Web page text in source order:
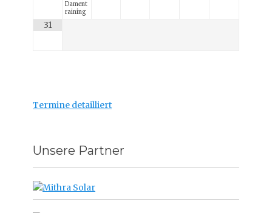
Dament
raining
31
Termine detailliert
Unsere Partner